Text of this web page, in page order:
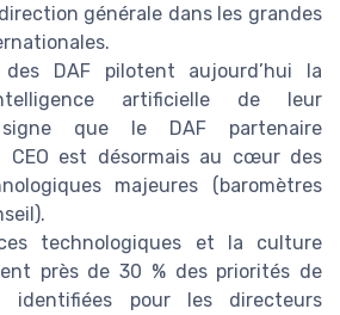
générale dans les grandes
DAF pilotent aujourd’hui la
artificielle de leur
signe que le DAF partenaire
CEO est désormais au cœur des
majeures (baromètres
technologiques et la culture
près de 30 % des priorités de
identifiées pour les directeurs